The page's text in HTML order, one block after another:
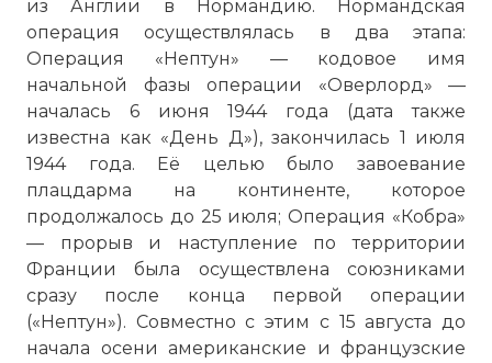
из Англии в Нормандию. Нормандская
операция осуществлялась в два этапа:
Операция «Нептун» — кодовое имя
начальной фазы операции «Оверлорд» —
началась 6 июня 1944 года (дата также
известна как «День Д»), закончилась 1 июля
1944 года. Её целью было завоевание
плацдарма на континенте, которое
продолжалось до 25 июля; Операция «Кобра»
— прорыв и наступление по территории
Франции была осуществлена союзниками
сразу после конца первой операции
(«Нептун»). Совместно с этим с 15 августа до
начала осени американские и французские